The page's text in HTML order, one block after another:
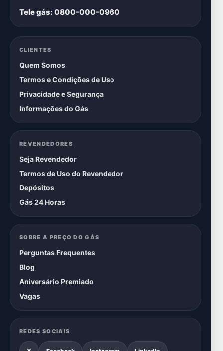
Tele gás: 0800-000-0960
CLIENTES
Quem Somos
Termos e Condições de Uso
Privacidade e Segurança
Informações do Gás
REVENDEDORES
Seja Revendedor
Termos de Uso do Revendedor
Depósitos
Gás 24 Horas
SOBRE A PREÇO DO GÁS
Perguntas Frequentes
Blog
Aniversário Premiado
Vagas
REDES SOCIAIS